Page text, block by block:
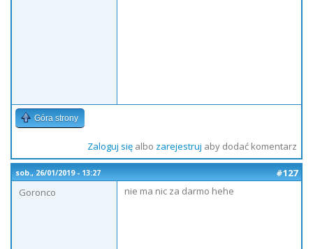
Góra strony
Zaloguj sięalbo zarejestruj aby dodać komentarz
sob., 26/01/2019 - 13:27
#127
Goronco
nie ma nic za darmo hehe